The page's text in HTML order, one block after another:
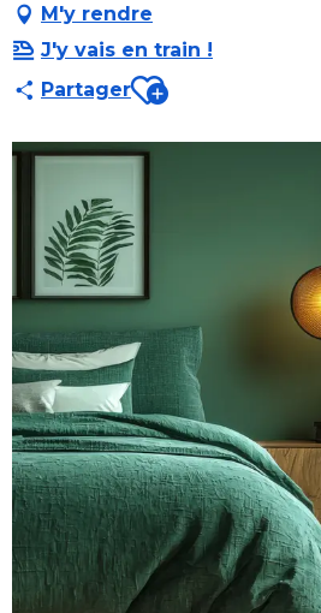
M'y rendre
J'y vais en train !
PartagerAjouter aux favoris